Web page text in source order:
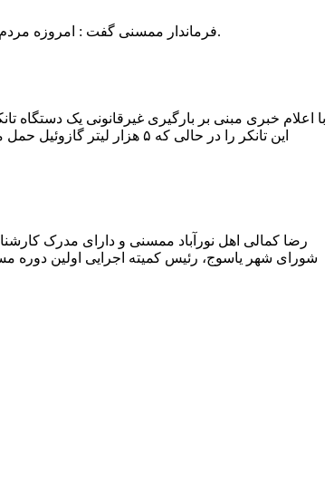
فرماندار ممسنی گفت : امروزه مردم ممسنی در ادارات شهرستان نیاز به کارشناس و خدمتگزار دارند و به اندازه کافی کلانتر در شهرستان وجود دارد پس کارشناسان از کلانتری پرهیز نمایند.
با اعلام خبری مبنی بر بارگیری غیرقانونی یک
این تانکر را در حالی که
رضا کمالی اهل نورآباد ممسنی و دارای مدرک
شورای شهر یاسوج، رئیس کمیته اجرایی اولین دوره